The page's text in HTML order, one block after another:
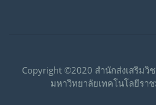
Copyright ©2020 สำนักส่งเสริมวิ
มหาวิทยาลัยเทคโนโลยีรา